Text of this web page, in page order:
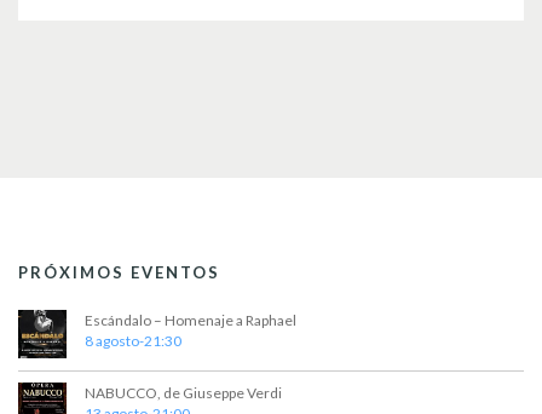
PRÓXIMOS EVENTOS
Escándalo – Homenaje a Raphael
8 agosto-21:30
NABUCCO, de Giuseppe Verdi